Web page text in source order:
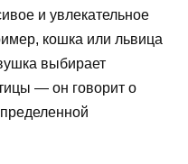
и увлекательное
кошка или львица
выбирает
— он говорит о